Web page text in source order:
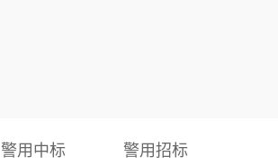
警用中标 警用招标